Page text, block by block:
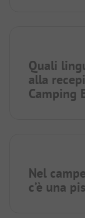
Quali
alla
Camping
Nel
c’è una